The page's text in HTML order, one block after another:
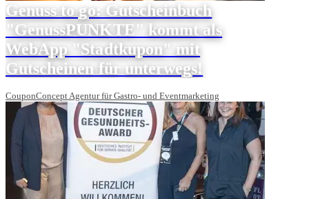
Genuss to go: Gutscheinbuch
"GenussPUNKTE" kommt als
WebApp "Stadtkupon" mit
Gutscheinen für unterwegs!
CouponConcept Agentur für Gastro- und Eventmarketing